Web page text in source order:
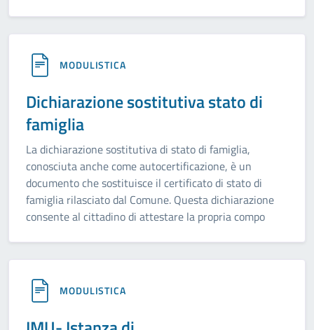
MODULISTICA
Dichiarazione sostitutiva stato di
famiglia
La dichiarazione sostitutiva di stato di famiglia,
conosciuta anche come autocertificazione, è un
documento che sostituisce il certificato di stato di
famiglia rilasciato dal Comune. Questa dichiarazione
consente al cittadino di attestare la propria compo
MODULISTICA